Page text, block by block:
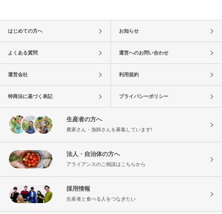
はじめての方へ お知らせ
よくある質問 運営へのお問い合わせ
運営会社 利用規約
特商法に基づく表記 プライバシーポリシー
生産者の方へ
農家さん・漁師さんを募集しています!
法人・自治体の方へ
アライアンスのご相談はこちらから
採用情報
生産者と食べる人をつなぎたい